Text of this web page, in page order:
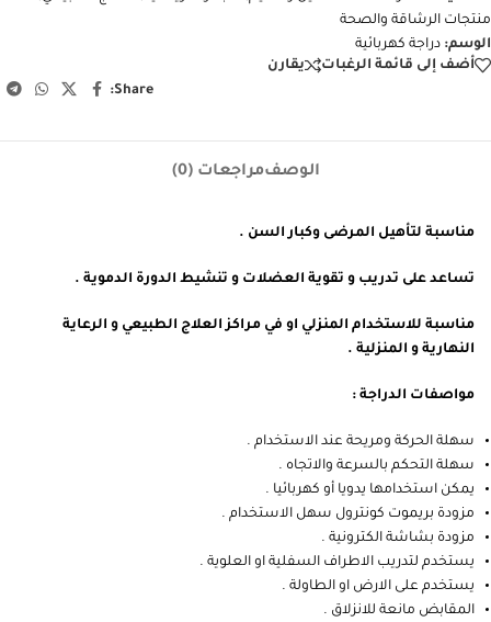
منتجات الرشاقة والصحة
الوسم: دراجة كهربائية
أضف إلى قائمة الرغبات
يقارن
Share:
الوصفمراجعات (0)
مناسبة لتأهيل المرضى وكبار السن .
تساعد على تدريب و تقوية العضلات و تنشيط الدورة الدموية .
مناسبة للاستخدام المنزلي او في مراكز العلاج الطبيعي و الرعاية
النهارية و المنزلية .
مواصفات الدراجة :
سهلة الحركة ومريحة عند الاستخدام .
سهلة التحكم بالسرعة والاتجاه .
يمكن استخدامها يدويا أو كهربائيا .
مزودة بريموت كونترول سهل الاستخدام .
مزودة بشاشة الكترونية .
يستخدم لتدريب الاطراف السفلية او العلوية .
يستخدم على الارض او الطاولة .
المقابض مانعة للانزلاق .